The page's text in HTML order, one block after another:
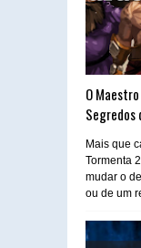
O
Segredos
Mais que
Tormenta
mudar o
ou de um